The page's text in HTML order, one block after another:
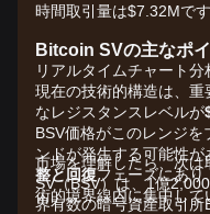
時間取引量は$7.32Mです
Bitcoin SVの主なポ
リアルタイムチャート
現在の技術的構造は、
なレジスタンスレベルが
BSV価格がこのレンジ
ンドが発生する可能性
整と回復フェーズにあり
術的境界線内に集中して
市場を理解したら、次
SV（BSV）は、1億
界有数の暗号資産取引所